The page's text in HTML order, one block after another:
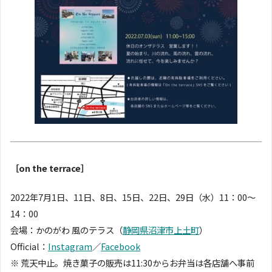
［on the terrace］
2022年7月1日、11日、8日、15日、22日、29日（水）11：00〜
14：00
会場：かのがわ 風のテラス（静岡県沼津市上土町）
Official： Instagram／Facebook
※ 荒天中止。焼き菓子の販売は11:30からお弁当は各店舗へ事前